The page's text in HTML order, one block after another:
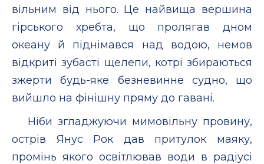
вільним від нього. Це найвища вершина
гірського хребта, що пролягав дном
океану й піднімався над водою, немов
відкриті зубасті щелепи, котрі збираються
зжерти будь-яке безневинне судно, що
вийшло на фінішну пряму до гавані.
Ніби згладжуючи мимовільну провину,
острів Янус Рок дав притулок маяку,
промінь якого освітлював води в радіусі